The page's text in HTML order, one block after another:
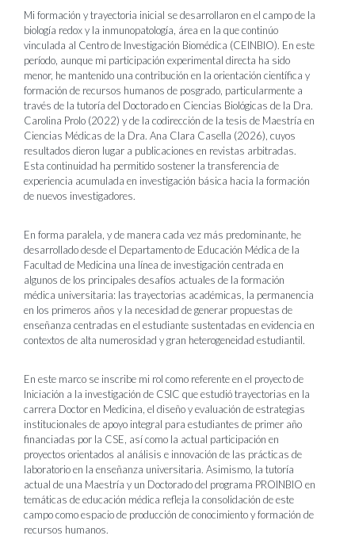
Mi formación y trayectoria inicial se desarrollaron en el campo de la
biología redox y la inmunopatología, área en la que continúo
vinculada al Centro de Investigación Biomédica (CEINBIO). En este
período, aunque mi participación experimental directa ha sido
menor, he mantenido una contribución en la orientación científica y
formación de recursos humanos de posgrado, particularmente a
través de la tutoría del Doctorado en Ciencias Biológicas de la Dra.
Carolina Prolo (2022) y de la codirección de la tesis de Maestría en
Ciencias Médicas de la Dra. Ana Clara Casella (2026), cuyos
resultados dieron lugar a publicaciones en revistas arbitradas.
Esta continuidad ha permitido sostener la transferencia de
experiencia acumulada en investigación básica hacia la formación
de nuevos investigadores.
En forma paralela, y de manera cada vez más predominante, he
desarrollado desde el Departamento de Educación Médica de la
Facultad de Medicina una línea de investigación centrada en
algunos de los principales desafíos actuales de la formación
médica universitaria: las trayectorias académicas, la permanencia
en los primeros años y la necesidad de generar propuestas de
enseñanza centradas en el estudiante sustentadas en evidencia en
contextos de alta numerosidad y gran heterogeneidad estudiantil.
En este marco se inscribe mi rol como referente en el proyecto de
Iniciación a la investigación de CSIC que estudió trayectorias en la
carrera Doctor en Medicina, el diseño y evaluación de estrategias
institucionales de apoyo integral para estudiantes de primer año
financiadas por la CSE, así como la actual participación en
proyectos orientados al análisis e innovación de las prácticas de
laboratorio en la enseñanza universitaria. Asimismo, la tutoría
actual de una Maestría y un Doctorado del programa PROINBIO en
temáticas de educación médica refleja la consolidación de este
campo como espacio de producción de conocimiento y formación de
recursos humanos.